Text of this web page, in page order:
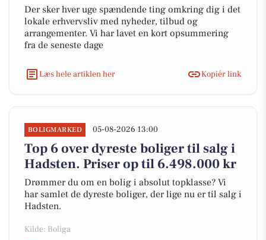
Der sker hver uge spændende ting omkring dig i det
lokale erhvervsliv med nyheder, tilbud og
arrangementer. Vi har lavet en kort opsummering
fra de seneste dage
Læs hele artiklen her Kopiér link
BOLIGMARKED 05-08-2026 13:00
Top 6 over dyreste boliger til salg i
Hadsten. Priser op til 6.498.000 kr
Drømmer du om en bolig i absolut topklasse? Vi
har samlet de dyreste boliger, der lige nu er til salg i
Hadsten.
Kilde: Boliga